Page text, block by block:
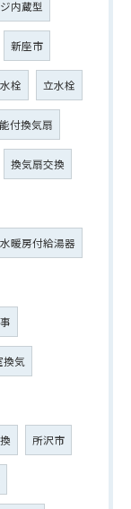
内蔵型
新座市
栓 立水栓
付換気扇
換気扇交換
暖房付給湯器
換気
所沢市